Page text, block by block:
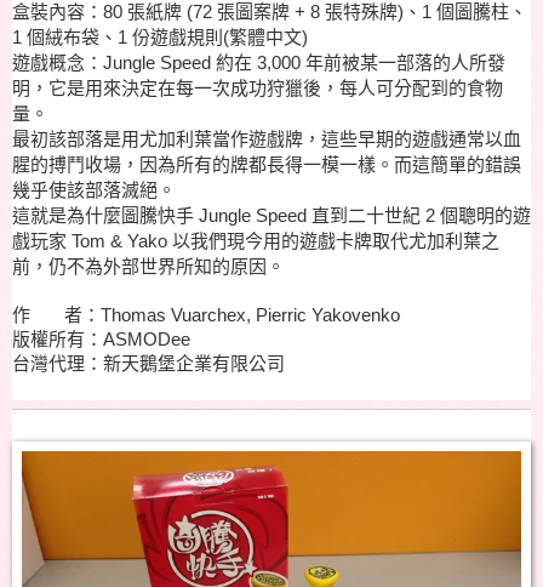
盒裝內容：80 張紙牌 (72 張圖案牌 + 8 張特殊牌)、 1 個圖騰柱 、
1 個絨布袋、 1 份遊戲規則(繁體中文)
遊戲概念： Jungle Speed 約在 3,000 年前被某一部落的人所發
明，它是用來決定在每一次成功狩獵後，每人可分配到的食物
量。
最初該部落是用尤加利葉當作遊戲牌，這些早期的遊戲通常以血
腥的搏鬥收場，因為所有的牌都長得一模一樣。而這簡單的錯誤
幾乎使該部落滅絕。
這就是為什麼圖騰快手 Jungle Speed 直到二十世紀 2 個聰明的遊
戲玩家 Tom & Yako 以我們現今用的遊戲卡牌取代尤加利葉之
前，仍不為外部世界所知的原因。
作 者：Thomas Vuarchex, Pierric Yakovenko
版權所有：ASMODee
台灣代理：新天鵝堡企業有限公司